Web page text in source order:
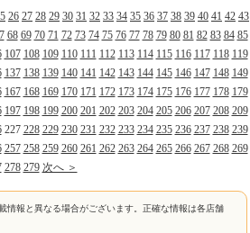
26 27 28 29 30 31 32 33 34 35 36 37 38 39 40 41 42 43
68 69 70 71 72 73 74 75 76 77 78 79 80 81 82 83 84 85
107 108 109 110 111 112 113 114 115 116 117 118 119
137 138 139 140 141 142 143 144 145 146 147 148 149
167 168 169 170 171 172 173 174 175 176 177 178 179
197 198 199 200 201 202 203 204 205 206 207 208 209
227 228 229 230 231 232 233 234 235 236 237 238 239
257 258 259 260 261 262 263 264 265 266 267 268 269
278 279 次へ ＞
情報と異なる場合がございます。正確な情報は各店舗